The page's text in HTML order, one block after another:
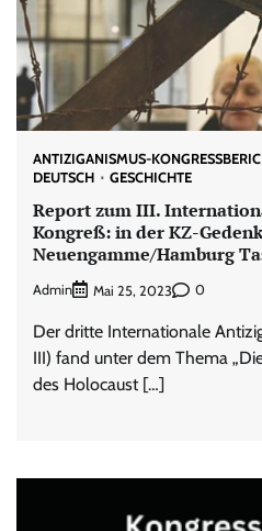
ANTIZIGANISMUS-
DEUTSCH
GESCHICHTE
Report zum III.
Kongreß: in der KZ-
Neuengamme/Hamburg
Admin Mai 25, 2023 0
Der dritte Internationale
III) fand unter dem Thema
des Holocaust […]